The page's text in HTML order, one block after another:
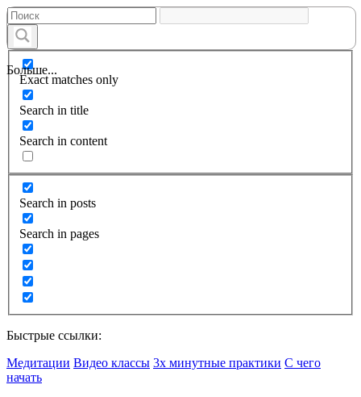
Больше...
Exact matches only
Search in title
Search in content
Search in posts
Search in pages
Быстрые ссылки:
Медитации Видео классы 3х минутные практики С чего
начать